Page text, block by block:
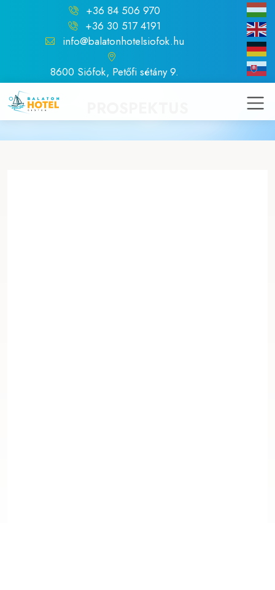
+36 84 506 970
+36 30 517 4191
info@balatonhotelsiofok.hu
8600 Siófok, Petőfi sétány 9.